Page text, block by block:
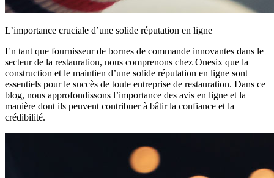
L’importance cruciale d’une solide réputation en ligne
En tant que fournisseur de bornes de commande innovantes dans le
secteur de la restauration, nous comprenons chez Onesix que la
construction et le maintien d’une solide réputation en ligne sont
essentiels pour le succès de toute entreprise de restauration. Dans ce
blog, nous approfondissons l’importance des avis en ligne et la
manière dont ils peuvent contribuer à bâtir la confiance et la
crédibilité.